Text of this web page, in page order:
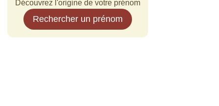
Découvrez l'origine de votre prénom
Rechercher un prénom